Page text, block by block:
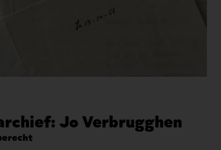
Jo Verbrugghen